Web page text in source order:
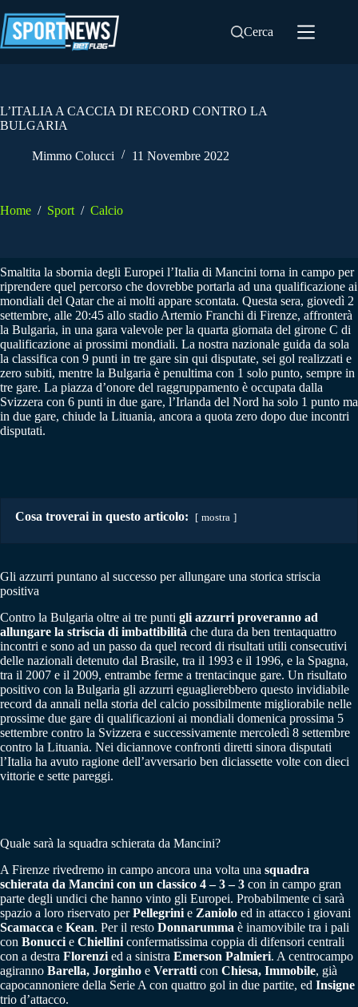
al
contenuto
Cerca
L’ITALIA A CACCIA DI RECORD CONTRO LA
BULGARIA
Mimmo Colucci 11 Novembre 2022
Home / Sport / Calcio
Smaltita la sbornia degli Europei l’Italia di Mancini torna in campo per
riprendere quel percorso che dovrebbe portarla ad una qualificazione ai
mondiali del Qatar che ai molti appare scontata. Questa sera, giovedì 2
settembre, alle 20:45 allo stadio Artemio Franchi di Firenze, affronterà
la Bulgaria, in una gara valevole per la quarta giornata del girone C di
qualificazione ai prossimi mondiali. La nostra nazionale guida da sola
la classifica con 9 punti in tre gare sin qui disputate, sei gol realizzati e
zero subiti, mentre la Bulgaria è penultima con 1 solo punto, sempre in
tre gare. La piazza d’onore del raggruppamento è occupata dalla
Svizzera con 6 punti in due gare, l’Irlanda del Nord ha solo 1 punto ma
in due gare, chiude la Lituania, ancora a quota zero dopo due incontri
disputati.
Cosa troverai in questo articolo: mostra
Gli azzurri puntano al successo per allungare una storica striscia
positiva
Contro la Bulgaria oltre ai tre punti gli azzurri proveranno ad
allungare la striscia di imbattibilità che dura da ben trentaquattro
incontri e sono ad un passo da quel record di risultati utili consecutivi
delle nazionali detenuto dal Brasile, tra il 1993 e il 1996, e la Spagna,
tra il 2007 e il 2009, entrambe ferme a trentacinque gare. Un risultato
positivo con la Bulgaria gli azzurri eguaglierebbero questo invidiabile
record da annali nella storia del calcio possibilmente migliorabile nelle
prossime due gare di qualificazioni ai mondiali domenica prossima 5
settembre contro la Svizzera e successivamente mercoledì 8 settembre
contro la Lituania. Nei diciannove confronti diretti sinora disputati
l’Italia ha avuto ragione dell’avversario ben diciassette volte con dieci
vittorie e sette pareggi.
Quale sarà la squadra schierata da Mancini?
A Firenze rivedremo in campo ancora una volta una squadra
schierata da Mancini con un classico 4 – 3 – 3 con in campo gran
parte degli undici che hanno vinto gli Europei. Probabilmente ci sarà
spazio a loro riservato perPellegrini e Zaniolo ed in attacco i giovani
Scamacca e Kean. Per il resto Donnarumma è inamovibile tra i pali
con Bonucci e Chiellini confermatissima coppia di difensori centrali
con a destra Florenzi ed a sinistra Emerson Palmieri. A centrocampo
agiranno Barella, Jorginho e Verratti con Chiesa, Immobile, già
capocannoniere della Serie A con quattro gol in due partite, ed Insigne
trio d’attacco.